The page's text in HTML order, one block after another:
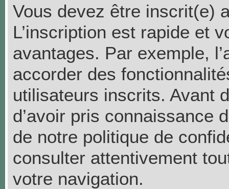
Vous devez être inscrit(e)
L’inscription est rapide et
avantages. Par exemple,
accorder des
utilisateurs inscrits. Avant
d’avoir pris connaissance
de notre politique de
consulter attentivement
votre navigation.